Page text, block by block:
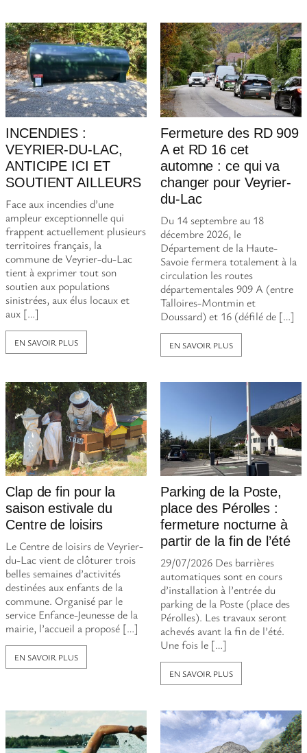
INCENDIES :
VEYRIER-DU-LAC,
ANTICIPE ICI ET
SOUTIENT AILLEURS
Face aux incendies d’une
ampleur exceptionnelle qui
frappent actuellement plusieurs
territoires français, la
commune de Veyrier-du-Lac
tient à exprimer tout son
soutien aux populations
sinistrées, aux élus locaux et
aux […]
EN SAVOIR PLUS
Fermeture des RD 909
A et RD 16 cet
automne : ce qui va
changer pour Veyrier-
du-Lac
Du 14 septembre au 18
décembre 2026, le
Département de la Haute-
Savoie fermera totalement à la
circulation les routes
départementales 909 A (entre
Talloires-Montmin et
Doussard) et 16 (défilé de […]
EN SAVOIR PLUS
Clap de fin pour la
saison estivale du
Centre de loisirs
Le Centre de loisirs de Veyrier-
du-Lac vient de clôturer trois
belles semaines d’activités
destinées aux enfants de la
commune. Organisé par le
service Enfance-Jeunesse de la
mairie, l’accueil a proposé […]
EN SAVOIR PLUS
Parking de la Poste,
place des Pérolles :
fermeture nocturne à
partir de la fin de l’été
29/07/2026 Des barrières
automatiques sont en cours
d’installation à l’entrée du
parking de la Poste (place des
Pérolles). Les travaux seront
achevés avant la fin de l’été.
Une fois le […]
EN SAVOIR PLUS